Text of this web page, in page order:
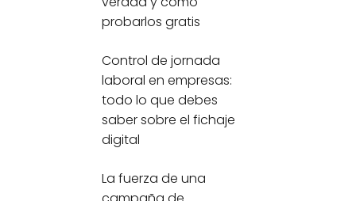
probarlos gratis
Control de jornada
laboral en empresas:
todo lo que debes
saber sobre el fichaje
digital
La fuerza de una